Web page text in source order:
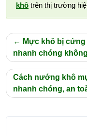
khô trên thị trường
Điều
hướng
bài
viết
Mực khô bị
nhanh chóng
Cách nướng khô
nhanh chóng, an